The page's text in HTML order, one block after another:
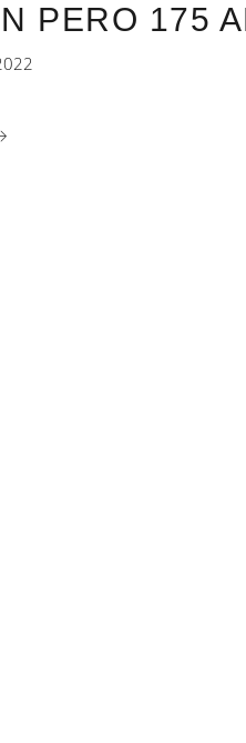
PERO 175